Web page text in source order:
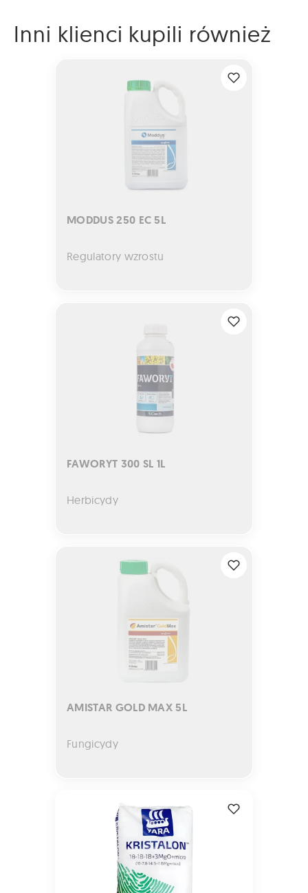
Inni klienci kupili również
MODDUS 250 EC 5L
Regulatory wzrostu
FAWORYT 300 SL 1L
Herbicydy
AMISTAR GOLD MAX 5L
Fungicydy